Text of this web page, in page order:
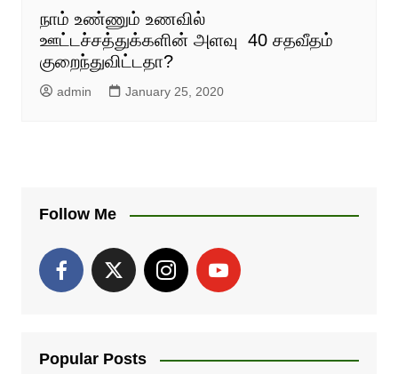
நாம் உண்ணும் உணவில்
ஊட்டச்சத்துக்களின் அளவு 40 சதவீதம்
குறைந்துவிட்டதா?
admin January 25, 2020
Follow Me
Popular Posts